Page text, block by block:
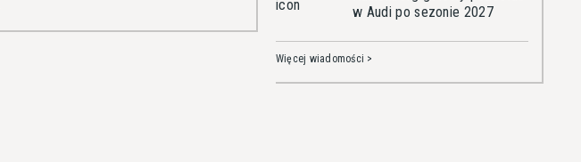
w Audi po sezonie 2027
Więcej wiadomości >